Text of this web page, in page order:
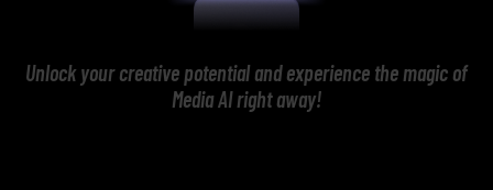
Unlock your creative potential and experience the magic of
Media AI right away!